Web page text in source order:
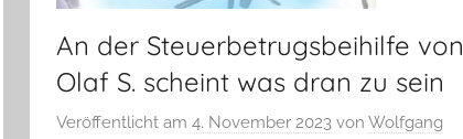
An der Steuerbetrugsbeihilfe von
Olaf S. scheint was dran zu sein
Veröffentlicht am4. November 2023 vonWolfgang